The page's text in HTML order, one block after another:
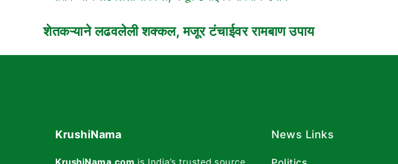
शेतकऱ्याने लढवलेली शक्कल, मजूर टंचाईवर रामबाण उपाय
KrushiNama News Links